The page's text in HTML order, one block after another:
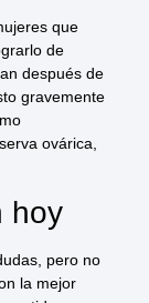
que
de
después de
gravemente
ovárica,
hoy
pero no
la mejor